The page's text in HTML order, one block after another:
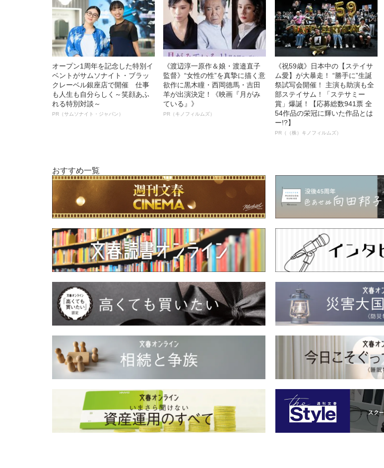
オープン1周年を記念した特別イ
ベントがサムソナイト・ブラッ
クレーベル銀座店で開催 仕事
も人生も自分らしく～笑顔あふ
れる特別対談～
PR（サムソナイト・ジャパン）
《渡辺淳一原作＆娘・渡邉直子
監督》“女性の性”を真摯に描く意
欲作に黒木瞳・西岡德馬・吉田
羊が出演決定！《映画『月がみ
ている』》
PR（キノフィルムズ）
《祝59歳》日本中の【ステイサ
ム愛】が大暴走！ “勝手に”生誕
祭試写会開催！ 主演も助演も全
部ステイサム！「ステサミー
賞」爆誕！【応募総数941票 全
54作品の栄冠に輝いた作品とは
ー!?】
PR（（株）キノフィルムズ）
おすすめ一覧